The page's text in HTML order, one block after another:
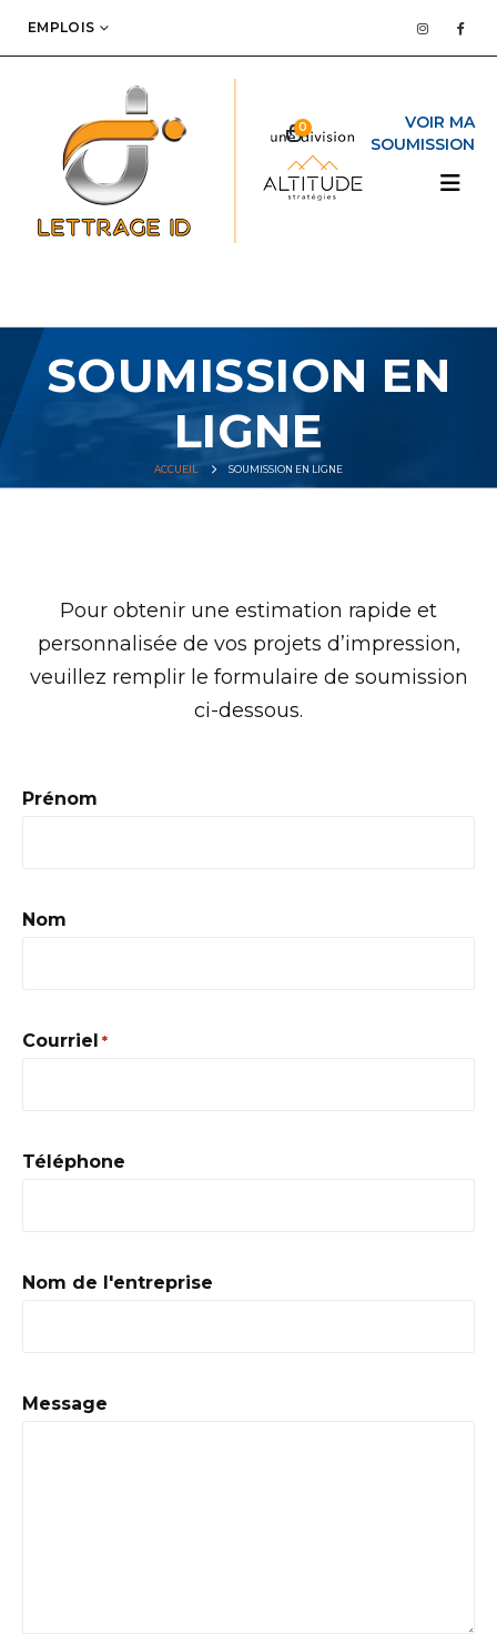
EMPLOIS
0
SOUMISSION EN
LIGNE
ACCUEIL SOUMISSION EN LIGNE
Pour obtenir une estimation rapide et
personnalisée de vos projets d’impression,
veuillez remplir le formulaire de soumission
ci-dessous.
Prénom
Nom
Courriel *
Téléphone
Nom de l'entreprise
Message